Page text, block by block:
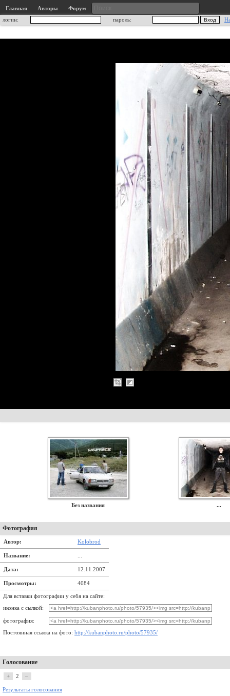
Главная Авторы
Форум
логин:
пароль:
Без названия ...
Фотография
Автор: Kolobrod
Название:
Дата: 12.11.2007
Просмотры: 4084
Для вставки фотографии у себя на сайте:
иконка с сылкой:
фотография:
Постоянная ссылка на фото: http://kubanphoto.ru/photo/57935/
Голосование
+ 2 –
Результаты голосования